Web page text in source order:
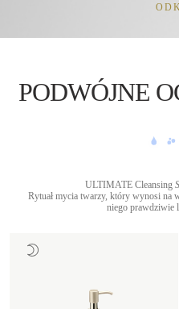
PODWÓJNE
ULTIMATE Cleansing
Rytuał mycia twarzy, który wynosi na
niego prawdziwie